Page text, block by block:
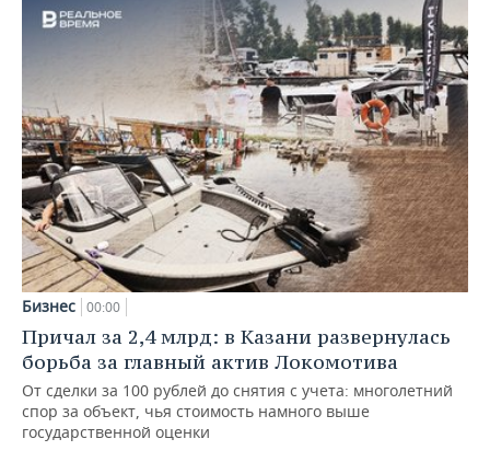
Бизнес 00:00
Причал за 2,4 млрд: в Казани развернулась
борьба за главный актив Локомотива
От сделки за 100 рублей до снятия с учета: многолетний
спор за объект, чья стоимость намного выше
государственной оценки